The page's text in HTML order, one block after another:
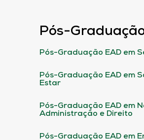
Pós-
Pós-Graduação EAD em
Pós-Graduação EAD em
Estar
Pós-Graduação EAD em
Administração e Direito
Pós-Graduação EAD em